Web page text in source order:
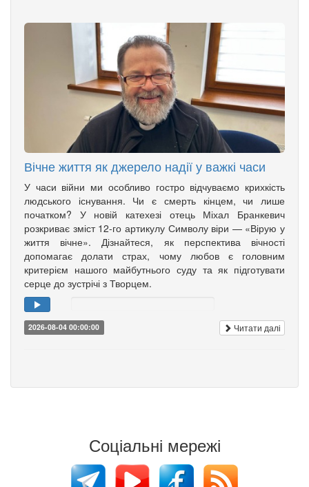
Вічне життя як джерело надії у важкі часи
У часи війни ми особливо гостро відчуваємо крихкість
людського існування. Чи є смерть кінцем, чи лише
початком? У новій катехезі отець Міхал Бранкевич
розкриває зміст 12-го артикулу Символу віри — «Вірую у
життя вічне». Дізнайтеся, як перспектива вічності
допомагає долати страх, чому любов є головним
критерієм нашого майбутнього суду та як підготувати
серце до зустрічі з Творцем.
2026-08-04 00:00:00 Читати далі
Соціальні мережі